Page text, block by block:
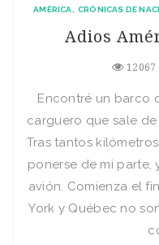
AMÉRICA CRÓNICAS DE
Adios
12067
Encontré un barco
carguero que sale de
Tras tantos
ponerse de mi parte,
avión. Comienza el
York y Québec no